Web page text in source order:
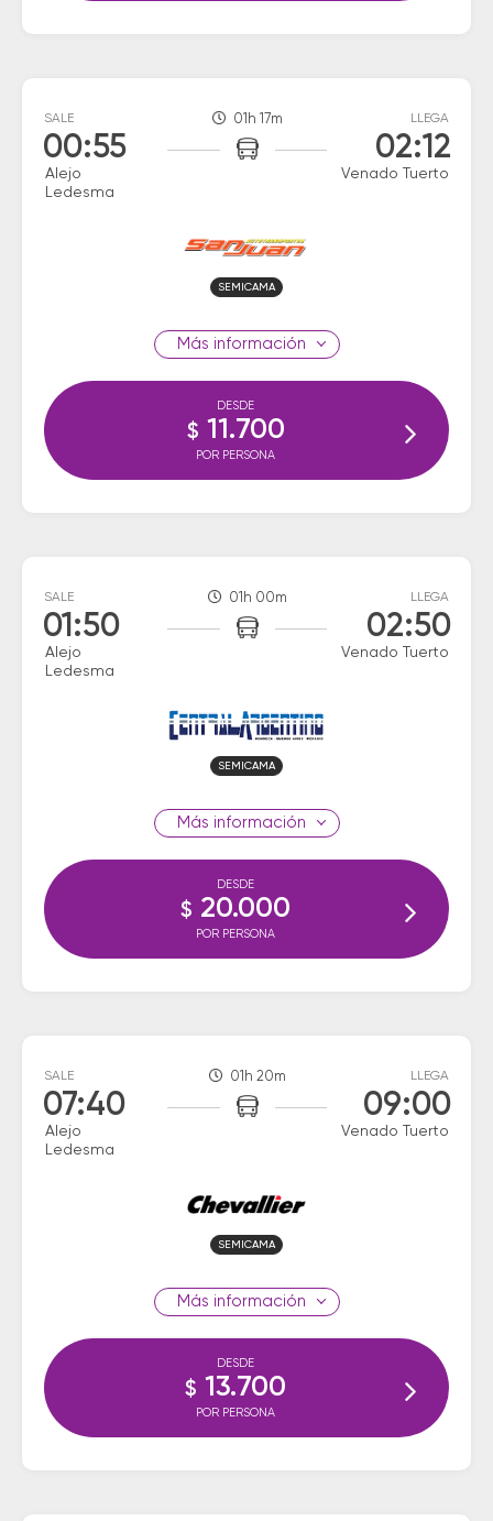
SALE
00:55
Alejo
Ledesma
01h 17m LLEGA
02:12
Venado Tuerto
SEMICAMA
información
DESDE
$ 11.700
POR PERSONA
SALE
01:50
Alejo
Ledesma
01h 00m LLEGA
02:50
Venado Tuerto
SEMICAMA
información
DESDE
$ 20.000
POR PERSONA
SALE
07:40
Alejo
Ledesma
01h 20m LLEGA
09:00
Venado Tuerto
SEMICAMA
información
DESDE
$ 13.700
POR PERSONA